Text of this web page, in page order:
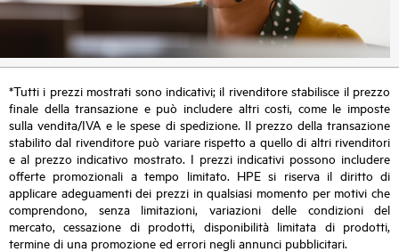
*Tutti i prezzi mostrati sono indicativi; il rivenditore stabilisce il prezzo
finale della transazione e può includere altri costi, come le imposte
sulla vendita/IVA e le spese di spedizione. Il prezzo della transazione
stabilito dal rivenditore può variare rispetto a quello di altri rivenditori
e al prezzo indicativo mostrato. I prezzi indicativi possono includere
offerte promozionali a tempo limitato. HPE si riserva il diritto di
applicare adeguamenti dei prezzi in qualsiasi momento per motivi che
comprendono, senza limitazioni, variazioni delle condizioni del
mercato, cessazione di prodotti, disponibilità limitata di prodotti,
termine di una promozione ed errori negli annunci pubblicitari.